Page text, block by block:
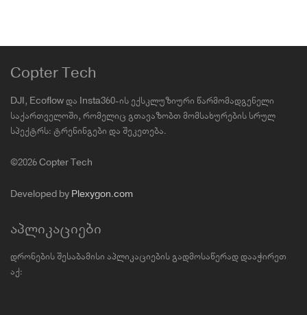
Copter Tech
DJI, Ecoflow და Insta360-ის ექსკლუზიური წარმომადგენელი
საქართველოში, რომელიც გთავაზობთ მომსახურების სრულ
სპექტრს: ტრენინგები და შეკეთება.
©2026 Copter Tech
Developed by Plexygon.com
აპლიკაციები
დრონების შესაბამისი აპლიკაციების გადმოსაწერად დააჭირეთ
აქ: